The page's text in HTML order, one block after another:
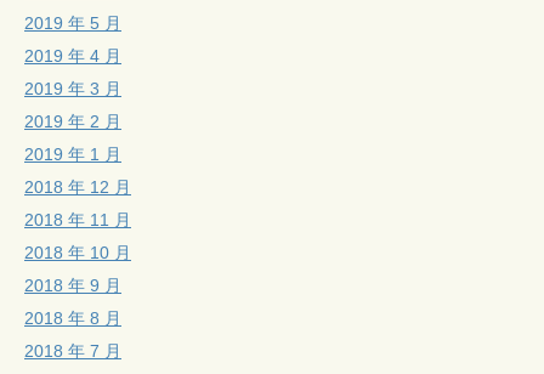
2019 年 5 月
2019 年 4 月
2019 年 3 月
2019 年 2 月
2019 年 1 月
2018 年 12 月
2018 年 11 月
2018 年 10 月
2018 年 9 月
2018 年 8 月
2018 年 7 月